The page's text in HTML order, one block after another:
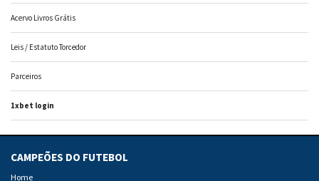
Acervo Livros Grátis
Leis / Estatuto Torcedor
Parceiros
1xbet login
CAMPEÕES DO FUTEBOL
Home